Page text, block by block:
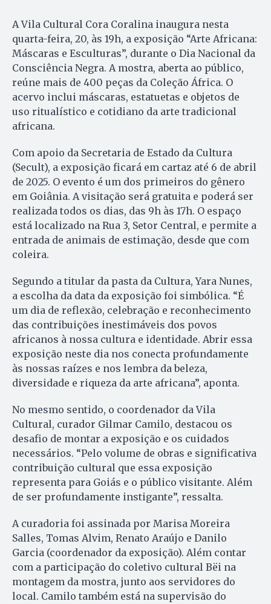
A Vila Cultural Cora Coralina inaugura nesta
quarta-feira, 20, às 19h, a exposição “Arte Africana:
Máscaras e Esculturas”, durante o Dia Nacional da
Consciência Negra. A mostra, aberta ao público,
reúne mais de 400 peças da Coleção África. O
acervo inclui máscaras, estatuetas e objetos de
uso ritualístico e cotidiano da arte tradicional
africana.
Com apoio da Secretaria de Estado da Cultura
(Secult), a exposição ficará em cartaz até 6 de abril
de 2025. O evento é um dos primeiros do gênero
em Goiânia. A visitação será gratuita e poderá ser
realizada todos os dias, das 9h às 17h. O espaço
está localizado na Rua 3, Setor Central, e permite a
entrada de animais de estimação, desde que com
coleira.
Segundo a titular da pasta da Cultura, Yara Nunes,
a escolha da data da exposição foi simbólica. “É
um dia de reflexão, celebração e reconhecimento
das contribuições inestimáveis dos povos
africanos à nossa cultura e identidade. Abrir essa
exposição neste dia nos conecta profundamente
às nossas raízes e nos lembra da beleza,
diversidade e riqueza da arte africana”, aponta.
No mesmo sentido, o coordenador da Vila
Cultural, curador Gilmar Camilo, destacou os
desafio de montar a exposição e os cuidados
necessários. “Pelo volume de obras e significativa
contribuição cultural que essa exposição
representa para Goiás e o público visitante. Além
de ser profundamente instigante”, ressalta.
A curadoria foi assinada por Marisa Moreira
Salles, Tomas Alvim, Renato Araújo e Danilo
Garcia (coordenador da exposição). Além contar
com a participação do coletivo cultural Bëi na
montagem da mostra, junto aos servidores do
local. Camilo também está na supervisão do